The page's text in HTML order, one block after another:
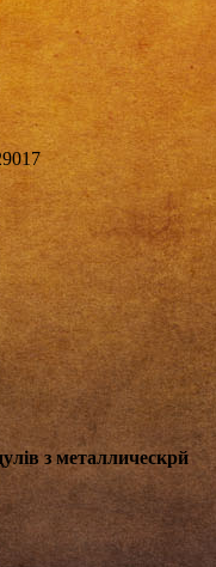
з металлическрй